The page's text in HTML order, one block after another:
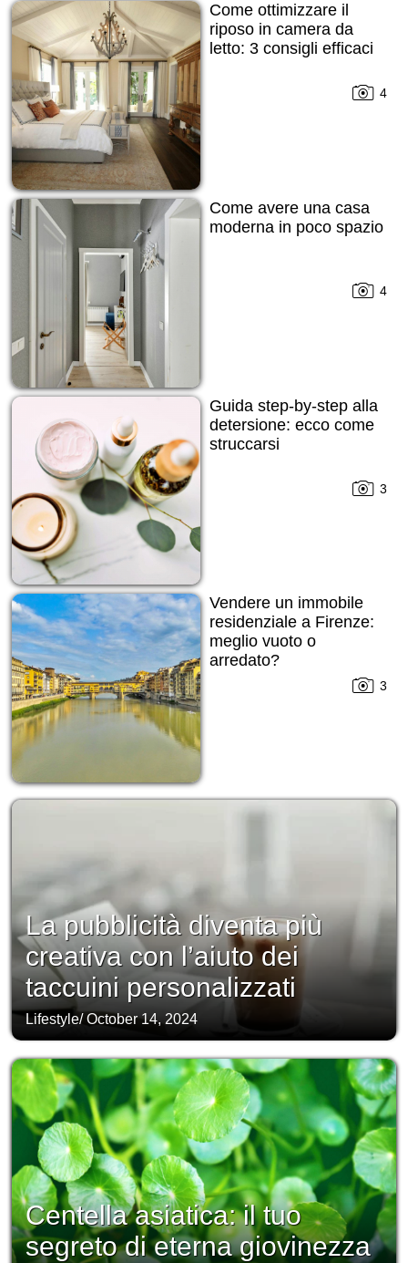
Come ottimizzare il
riposo in camera da
letto: 3 consigli efficaci
4
Come avere una casa
moderna in poco spazio
4
Guida step-by-step alla
detersione: ecco come
struccarsi
3
Vendere un immobile
residenziale a Firenze:
meglio vuoto o
arredato?
3
La pubblicità diventa più
creativa con l’aiuto dei
taccuini personalizzati
Lifestyle/October 14, 2024
Centella asiatica: il tuo
segreto di eterna giovinezza